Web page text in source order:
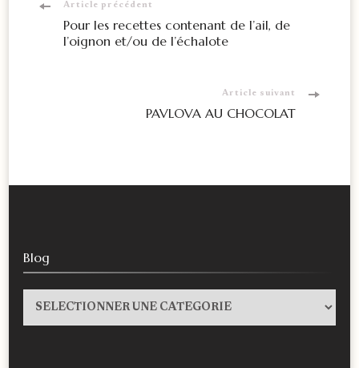
Navigation
d'article
Article précédent
Pour les recettes contenant de l’ail, de
l’oignon et/ou de l’échalote
Article suivant
PAVLOVA AU CHOCOLAT
Blog
Blog